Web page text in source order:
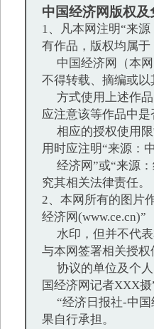
中国经济网版权及
1、凡本网注明“来
有作品，版权均属于
中国经济网（本网
不得转载、摘编或以
方式使用上述作品
应注意该等作品中是
相应的授权使用限
用时应注明“来源：
经济网”或“来源：
究其相关法律责任。
2、本网所有的图片
经济网(www.ce.cn)”
水印，但并不代表
与本网签署相关授权
协议的单位及个人
国经济网记者XXX摄
“经济日报社-中国
果自行承担。